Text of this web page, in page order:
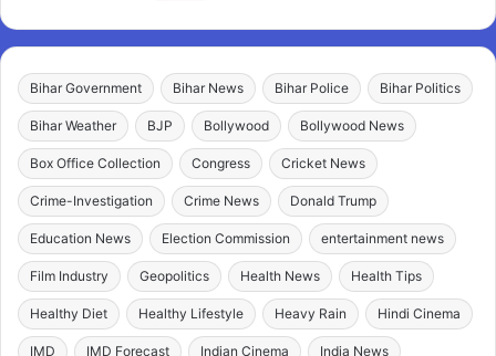
Bihar Government Bihar News Bihar Police Bihar Politics
Bihar Weather BJP Bollywood Bollywood News
Box Office Collection Congress Cricket News
Crime-Investigation Crime News Donald Trump
Education News Election Commission entertainment news
Film Industry Geopolitics Health News Health Tips
Healthy Diet Healthy Lifestyle Heavy Rain Hindi Cinema
IMD IMD Forecast Indian Cinema India News